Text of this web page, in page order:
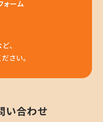
ォーム
、
さい。
い合わせ